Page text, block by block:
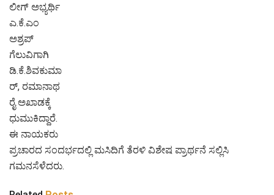
ಲೀಗ್ ಅಭ್ಯರ್ಥಿ
ಎ.ಕೆ.ಎಂ
ಅಶ್ರಪ್
ಗೆಲುವಿಗಾಗಿ
ಡಿ.ಕೆ.ಶಿವಕುಮಾ
ರ್, ರಮಾನಾಥ
ರೈ ಅಖಾಡಕ್ಕೆ
ಧುಮುಕಿದ್ದಾರೆ.
ಈ ನಾಯಕರು
ಪ್ರಚಾರದ ಸಂದರ್ಭದಲ್ಲಿ ಮಸಿದಿಗೆ ತೆರಳಿ ವಿಶೇಷ ಪ್ರಾರ್ಥನೆ ಸಲ್ಲಿಸಿ
ಗಮನಸೆಳೆದರು.